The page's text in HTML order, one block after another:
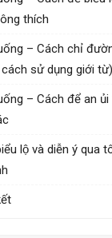
thích
– Cách chỉ
sử dụng giới từ)
– Cách để an ủi
lộ và diễn ý qua